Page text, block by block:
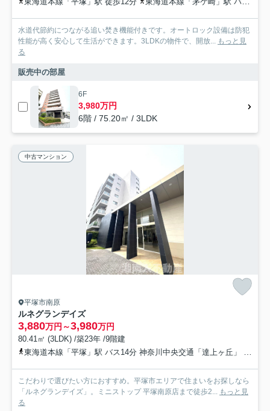
水道代節約につながる追い焚き機能付きです。オートロック設備は防犯
性能が高く安心して生活ができます。3LDKの物件で、開放... もっと見
る
販売中の部屋
6F
3,980万円
6階 / 75.20㎡ / 3LDK
中古マンション
平塚市南原
ルネグランデイズ
3,880万円～3,980万円
80.41㎡ (3LDK) /築23年 /9階建
東海道本線「平塚」駅 バス14分 神奈川中央交通「達上ヶ丘」 停歩1分
こだわりで選びたい方におすすめ。平塚市エリアで住まいをお探しなら
「ルネグランデイズ」。ミニストップ 平塚南原店まで徒歩2... もっと見
る